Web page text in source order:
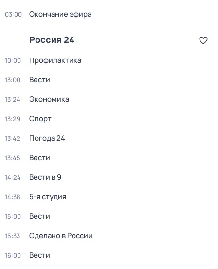
03:00 Окончание эфира
Россия 24
10:00 Профилактика
13:00 Вести
13:24 Экономика
13:29 Спорт
13:42 Погода 24
13:45 Вести
14:24 Вести в 9
14:38 5-я студия
15:00 Вести
15:33 Сделано в России
16:00 Вести